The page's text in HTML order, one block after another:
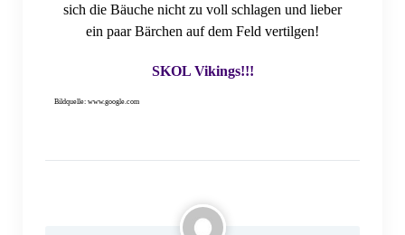
sich die Bäuche nicht zu voll schlagen und lieber
ein paar Bärchen auf dem Feld vertilgen!
SKOL Vikings!!!
Bildquelle: www.google.com